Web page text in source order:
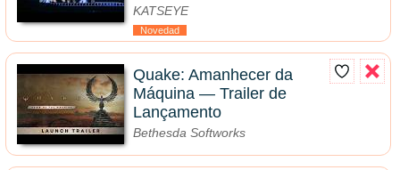
KATSEYE
Novedad
Quake: Amanhecer da
Máquina — Trailer de
Lançamento
Bethesda Softworks